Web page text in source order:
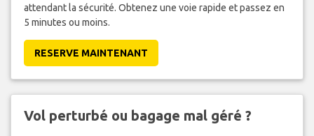
attendant la sécurité. Obtenez une voie rapide et passez en
5 minutes ou moins.
RESERVE MAINTENANT
Vol perturbé ou bagage mal géré ?